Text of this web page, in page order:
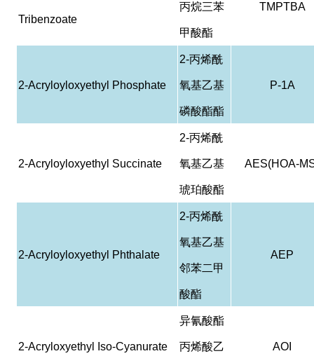
Tribenzoate
丙烷三苯
甲酸酯
TMPTBA
2-Acryloyloxyethyl Phosphate
2-丙烯酰
氧基乙基
磷酸酯酯
P-1A
2-Acryloyloxyethyl Succinate
2-丙烯酰
氧基乙基
琥珀酸酯
AES(HOA-
2-Acryloyloxyethyl Phthalate
2-丙烯酰
氧基乙基
邻苯二甲
酸酯
AEP
2-Acryloxyethyl Iso-Cyanurate
异氰酸酯
丙烯酸乙 AOI